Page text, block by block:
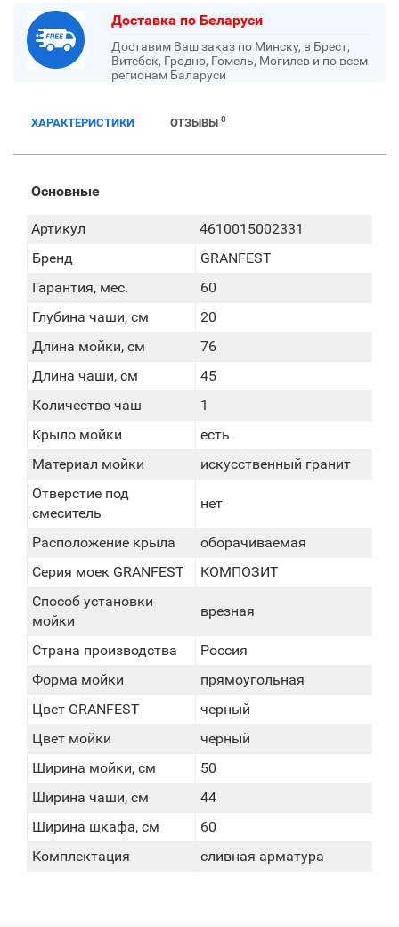
Доставка по Беларуси
Доставим Ваш заказ по Минску, в Брест,
Витебск, Гродно, Гомель, Могилев и по всем
регионам Баларуси
ХАРАКТЕРИСТИКИ ОТЗЫВЫ 0
Основные
Артикул
4610015002331
Бренд
GRANFEST
Гарантия, мес.
60
Глубина чаши, см
20
Длина мойки, см
76
Длина чаши, см
45
Количество чаш
1
Крыло мойки
есть
Материал мойки
искусственный гранит
Отверстие под
смеситель
нет
Расположение крыла
оборачиваемая
Серия моек GRANFEST
КОМПОЗИТ
Способ установки
мойки
врезная
Страна производства
Россия
Форма мойки
прямоугольная
Цвет GRANFEST
черный
Цвет мойки
черный
Ширина мойки, см
50
Ширина чаши, см
44
Ширина шкафа, см
60
Комплектация
сливная арматура